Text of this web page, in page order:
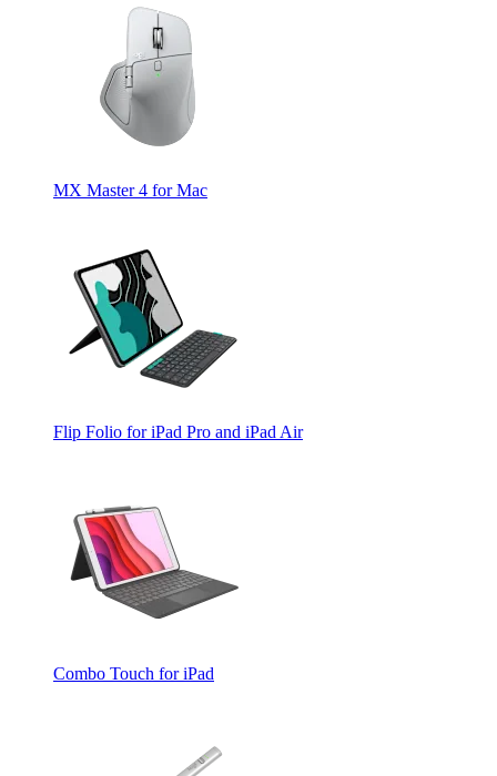
MX Master 4 for Mac
Flip Folio for iPad Pro and iPad Air
Combo Touch for iPad